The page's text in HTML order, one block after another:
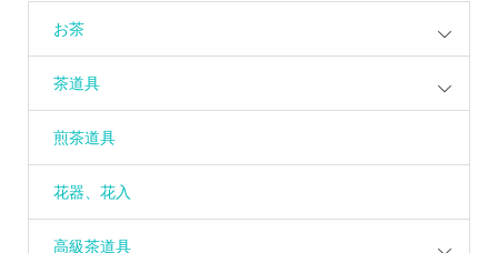
お茶
茶道具
煎茶道具
花器、花入
高級茶道具